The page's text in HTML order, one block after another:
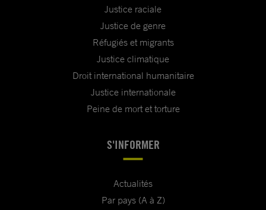
Justice raciale
Justice de genre
Réfugiés et migrants
Justice climatique
Droit international humanitaire
Justice internationale
Peine de mort et torture
S'INFORMER
Actualités
Par pays (A à Z)